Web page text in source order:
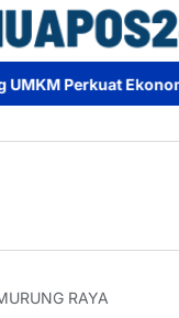
dan Cintai
RAYA